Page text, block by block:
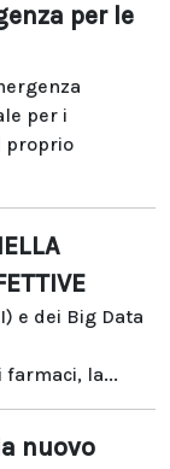
per le
per i
proprio
e dei Big Data
la...
nuovo